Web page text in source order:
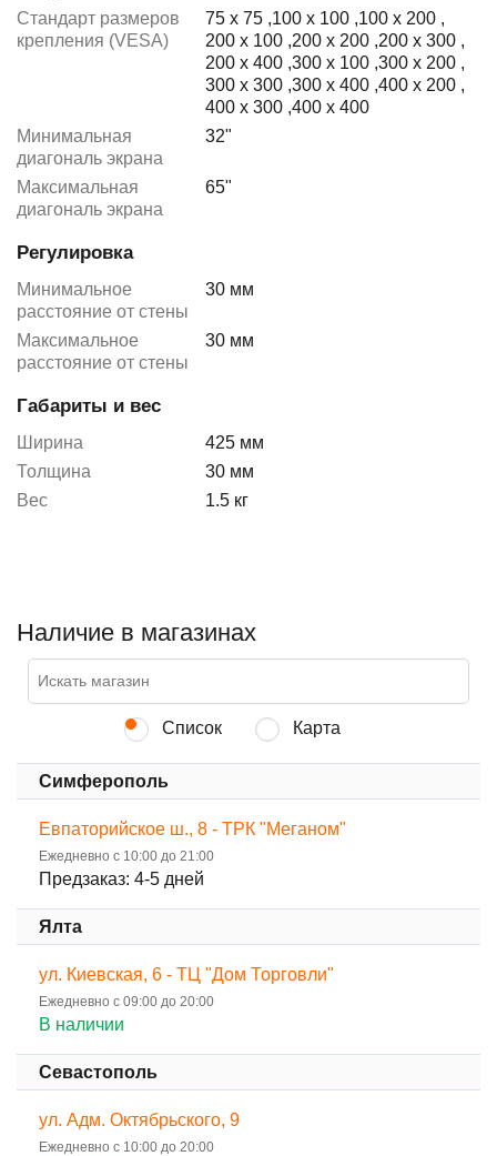
Стандарт размеров
крепления (VESA)
75 x 75 ,100 x 100 ,100 x 200 ,
200 x 100 ,200 x 200 ,200 x 300 ,
200 x 400 ,300 x 100 ,300 x 200 ,
300 x 300 ,300 x 400 ,400 x 200 ,
400 x 300 ,400 x 400
Минимальная
диагональ экрана
32"
Максимальная
диагональ экрана
65"
Регулировка
Минимальное
расстояние от стены
30 мм
Максимальное
расстояние от стены
30 мм
Габариты и вес
Ширина
425 мм
Толщина
30 мм
Вес
1.5 кг
Наличие в магазинах
Список Карта
Симферополь
Евпаторийское ш., 8 - ТРК "Меганом"
Ежедневно с 10:00 до 21:00
Предзаказ: 4-5 дней
Ялта
ул. Киевская, 6 - ТЦ "Дом Торговли"
Ежедневно с 09:00 до 20:00
В наличии
Севастополь
ул. Адм. Октябрьского, 9
Ежедневно с 10:00 до 20:00